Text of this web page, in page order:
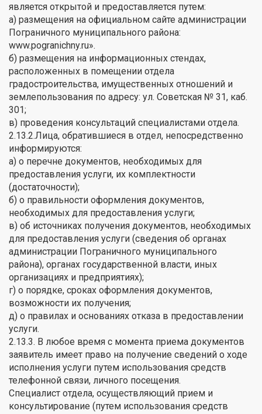
является открытой и предоставляется путем:
а) размещения на официальном сайте администрации
Пограничного муниципального района:
www.pogranichny.ru».
б) размещения на информационных стендах,
расположенных в помещении отдела
градостроительства, имущественных отношений и
землепользования по адресу: ул. Советская № 31, каб.
301;
в) проведения консультаций специалистами отдела.
2.13.2.Лица, обратившиеся в отдел, непосредственно
информируются:
а) о перечне документов, необходимых для
предоставления услуги, их комплектности
(достаточности);
б) о правильности оформления документов,
необходимых для предоставления услуги;
в) об источниках получения документов, необходимых
для предоставления услуги (сведения об органах
администрации Пограничного муниципального
района), органах государственной власти, иных
организациях и предприятиях);
г) о порядке, сроках оформления документов,
возможности их получения;
д) о правилах и основаниях отказа в предоставлении
услуги.
2.13.3. В любое время с момента приема документов
заявитель имеет право на получение сведений о ходе
исполнения услуги путем использования средств
телефонной связи, личного посещения.
Специалист отдела, осуществляющий прием и
консультирование (путем использования средств